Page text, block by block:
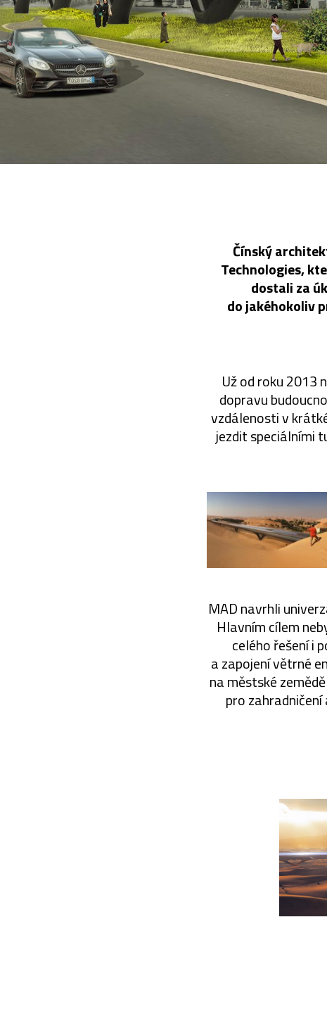
Čínský
Technologies,
dostali za
do jakéhokoliv
Už od roku 2013
dopravu
vzdálenosti v
jezdit speciálními
MAD navrhli
Hlavním cílem
celého řešení i
a zapojení větrné
na městské
pro